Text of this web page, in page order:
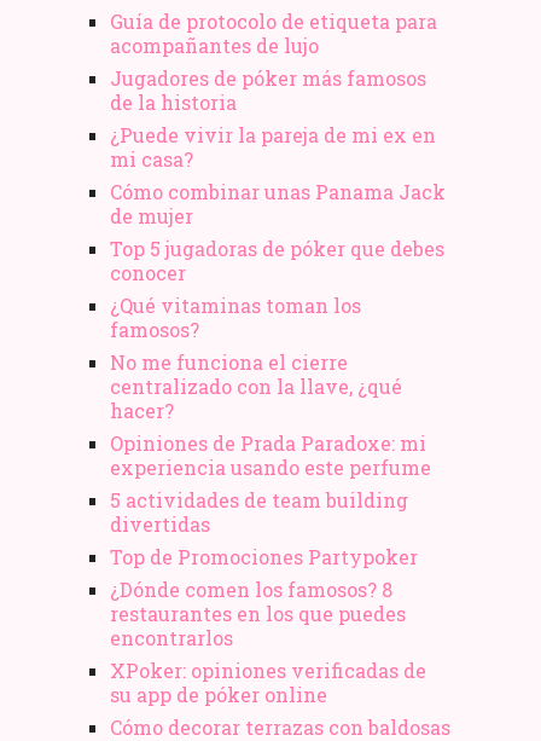
Guía de protocolo de etiqueta para
acompañantes de lujo
Jugadores de póker más famosos
de la historia
¿Puede vivir la pareja de mi ex en
mi casa?
Cómo combinar unas Panama Jack
de mujer
Top 5 jugadoras de póker que debes
conocer
¿Qué vitaminas toman los
famosos?
No me funciona el cierre
centralizado con la llave, ¿qué
hacer?
Opiniones de Prada Paradoxe: mi
experiencia usando este perfume
5 actividades de team building
divertidas
Top de Promociones Partypoker
¿Dónde comen los famosos? 8
restaurantes en los que puedes
encontrarlos
XPoker: opiniones verificadas de
su app de póker online
Cómo decorar terrazas con baldosas